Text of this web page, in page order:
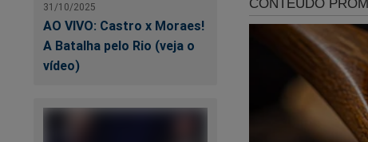
31/10/2025
AO VIVO: Castro x Moraes!
A Batalha pelo Rio (veja o
vídeo)